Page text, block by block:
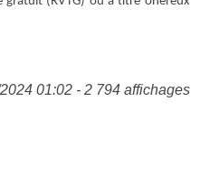
01:02 - 2 794 affichages